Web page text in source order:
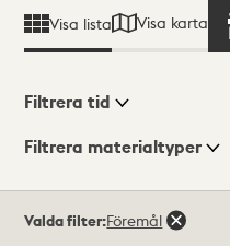
Visa lista Visa karta
Visningsläge
Filtrera tid
Filtrera materialtyper
träffar
Valda filter:Föremål